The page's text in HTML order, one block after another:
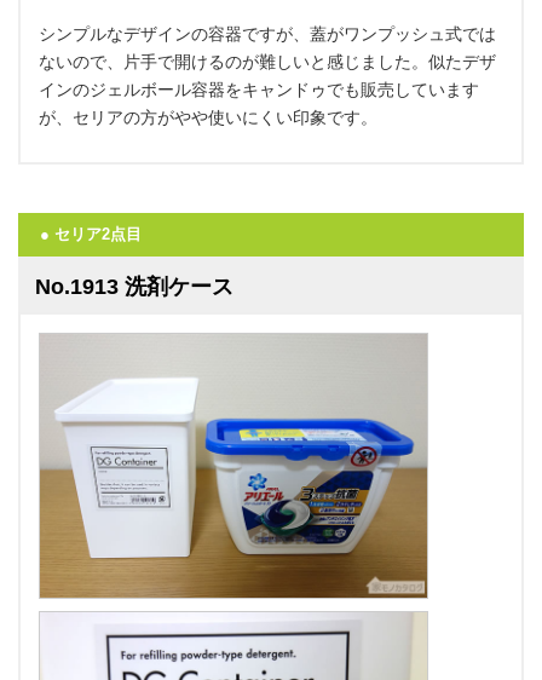
シンプルなデザインの容器ですが、蓋がワンプッシュ式では
ないので、片手で開けるのが難しいと感じました。似たデザ
インのジェルボール容器をキャンドゥでも販売しています
が、セリアの方がやや使いにくい印象です。
● セリア2点目
No.1913 洗剤ケース